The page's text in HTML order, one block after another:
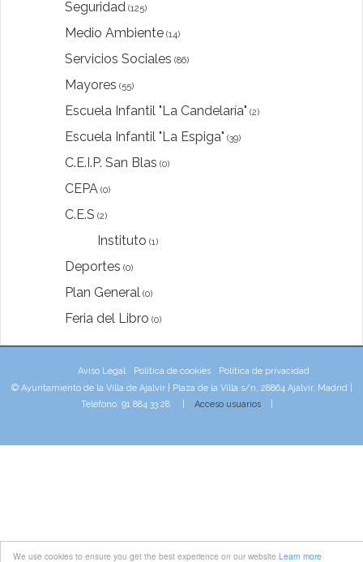
We use cookies to ensure you get the best experience on our website Learn more
Seguridad (125)
Medio Ambiente (14)
Servicios Sociales (86)
Mayores (55)
Escuela Infantil "La Candelaría" (2)
Escuela Infantil "La Espiga" (39)
C.E.I.P. San Blas (0)
CEPA (0)
C.E.S (2)
Instituto (1)
Deportes (0)
Plan General (0)
Feria del Libro (0)
Aviso Legal Política de cookies
Política de privacidad
© Ayuntamiento de la Villa de Ajalvir | Plaza de la Villa s/n, 28864 Ajalvir, Madrid |
Teléfono: 91 884 33 28 | Acceso usuarios|